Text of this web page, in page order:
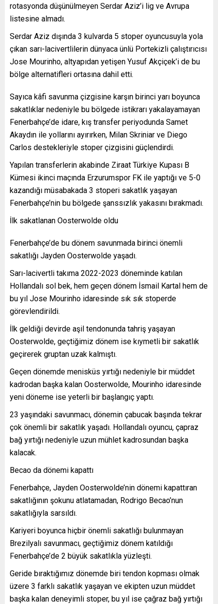
rotasyonda düşünülmeyen Serdar Aziz’i lig ve Avrupa
listesine almadı.
Serdar Aziz dışında 3 kulvarda 5 stoper oyuncusuyla yola
çıkan sarı-lacivertlilerin dünyaca ünlü Portekizli çalıştırıcısı
Jose Mourinho, altyapıdan yetişen Yusuf Akçiçek’i de bu
bölge alternatifleri ortasına dahil etti.
Sayıca kâfi savunma çizgisine karşın birinci yarı boyunca
sakatlıklar nedeniyle bu bölgede istikrarı yakalayamayan
Fenerbahçe’de idare, kış transfer periyodunda Samet
Akaydın ile yollarını ayırırken, Milan Skriniar ve Diego
Carlos destekleriyle stoper çizgisini güçlendirdi.
Yapılan transferlerin akabinde Ziraat Türkiye Kupası B
Kümesi ikinci maçında Erzurumspor FK ile yaptığı ve 5-0
kazandığı müsabakada 3 stoperi sakatlık yaşayan
Fenerbahçe’nin bu bölgede şanssızlık yakasını bırakmadı.
İlk sakatlanan Oosterwolde oldu
Fenerbahçe’de bu dönem savunmada birinci önemli
sakatlığı Jayden Oosterwolde yaşadı.
Sarı-lacivertli takıma 2022-2023 döneminde katılan
Hollandalı sol bek, hem geçen dönem İsmail Kartal hem de
bu yıl Jose Mourinho idaresinde sık sık stoperde
görevlendirildi.
İlk geldiği devirde aşil tendonunda tahriş yaşayan
Oosterwolde, geçtiğimiz dönem ise kıymetli bir sakatlık
geçirerek gruptan uzak kalmıştı.
Geçen dönemde menisküs yırtığı nedeniyle bir müddet
kadrodan başka kalan Oosterwolde, Mourinho idaresinde
yeni döneme ise yeterli bir başlangıç yaptı.
23 yaşındaki savunmacı, dönemin çabucak başında tekrar
çok önemli bir sakatlık yaşadı. Hollandalı oyuncu, çapraz
bağ yırtığı nedeniyle uzun mühlet kadrosundan başka
kalacak.
Becao da dönemi kapattı
Fenerbahçe, Jayden Oosterwolde’nin dönemi kapattıran
sakatlığının şokunu atlatamadan, Rodrigo Becao’nun
sakatlığıyla sarsıldı.
Kariyeri boyunca hiçbir önemli sakatlığı bulunmayan
Brezilyalı savunmacı, geçtiğimiz dönem katıldığı
Fenerbahçe’de 2 büyük sakatlıkla yüzleşti.
Geride bıraktığımız dönemde biri tendon kopması olmak
üzere 3 farklı sakatlık yaşayan ve ekipten uzun müddet
başka kalan deneyimli stoper, bu yıl ise çağraz bağ yırtığı